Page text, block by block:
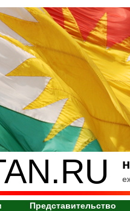
Представительство